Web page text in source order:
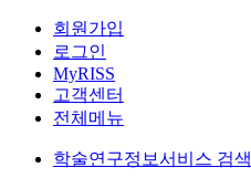
회원가입
로그인
MyRISS
고객센터
전체메뉴
학술연구정보서비스 검색